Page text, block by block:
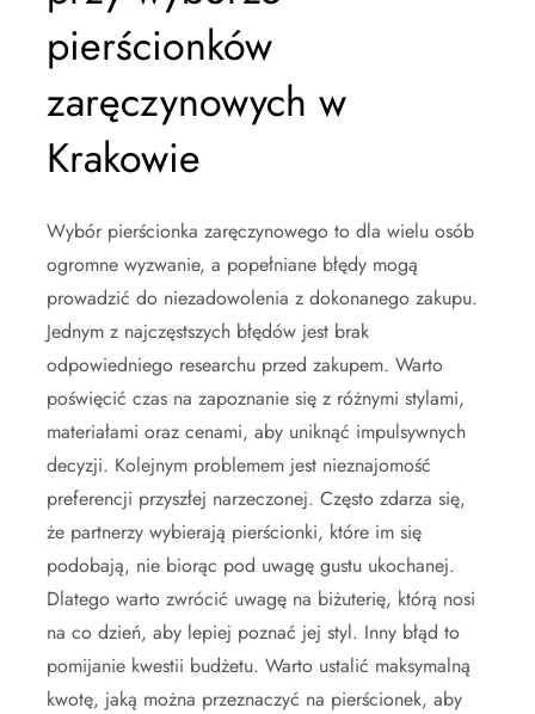
pierścionków
zaręczynowych w
Krakowie
Wybór pierścionka zaręczynowego to dla wielu osób
ogromne wyzwanie, a popełniane błędy mogą
prowadzić do niezadowolenia z dokonanego zakupu.
Jednym z najczęstszych błędów jest brak
odpowiedniego researchu przed zakupem. Warto
poświęcić czas na zapoznanie się z różnymi stylami,
materiałami oraz cenami, aby uniknąć impulsywnych
decyzji. Kolejnym problemem jest nieznajomość
preferencji przyszłej narzeczonej. Często zdarza się,
że partnerzy wybierają pierścionki, które im się
podobają, nie biorąc pod uwagę gustu ukochanej.
Dlatego warto zwrócić uwagę na biżuterię, którą nosi
na co dzień, aby lepiej poznać jej styl. Inny błąd to
pomijanie kwestii budżetu. Warto ustalić maksymalną
kwotę, jaką można przeznaczyć na pierścionek, aby